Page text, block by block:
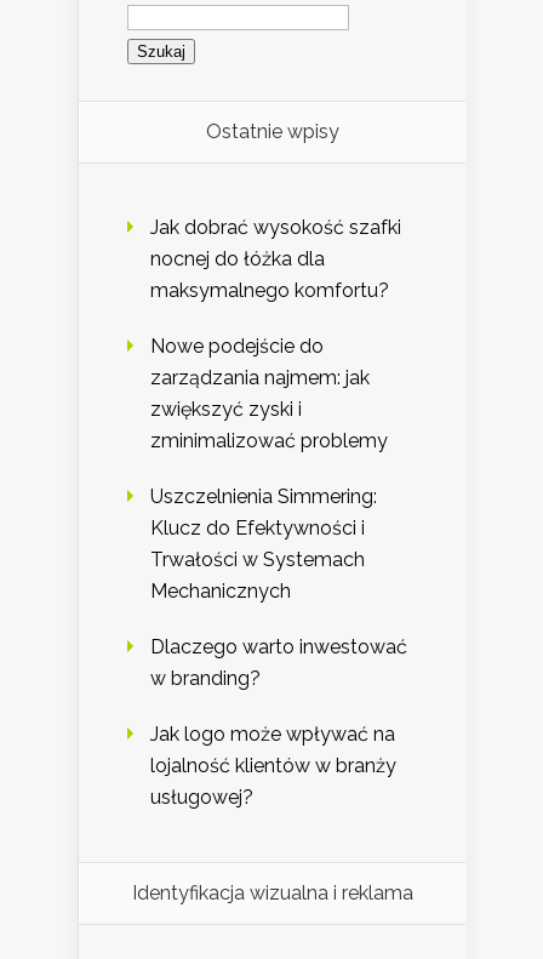
Szukaj:
Ostatnie wpisy
Jak dobrać wysokość szafki
nocnej do łóżka dla
maksymalnego komfortu?
Nowe podejście do
zarządzania najmem: jak
zwiększyć zyski i
zminimalizować problemy
Uszczelnienia Simmering:
Klucz do Efektywności i
Trwałości w Systemach
Mechanicznych
Dlaczego warto inwestować
w branding?
Jak logo może wpływać na
lojalność klientów w branży
usługowej?
Identyfikacja wizualna i reklama